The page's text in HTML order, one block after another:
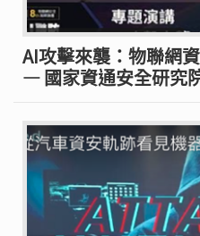
AI攻擊來襲：物聯網
— 國家資通安全研究